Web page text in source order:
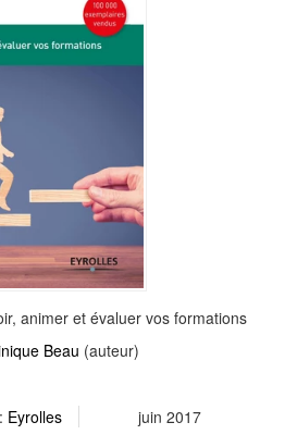
animer et évaluer vos formations
Beau (auteur)
Eyrolles juin 2017